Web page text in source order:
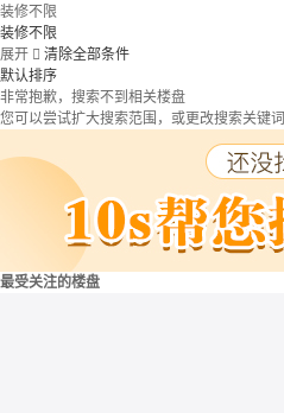
装修不限
装修不限
展开  清除全部条件
默认排序
非常抱歉，搜索不到相关楼盘
您可以尝试扩大搜索范围，或更改搜索关键词
最受关注的楼盘